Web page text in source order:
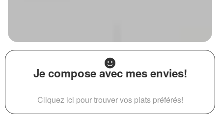
Je compose avec mes envies!
Cliquez ici pour trouver vos plats préférés!